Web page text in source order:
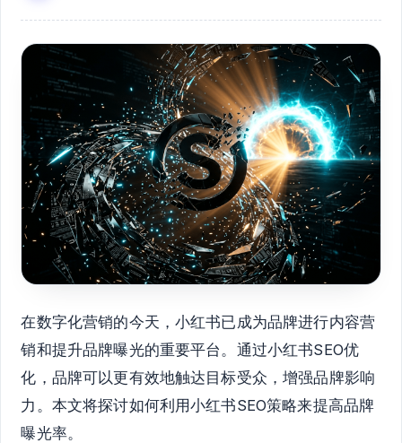
在数字化营销的今天，小红书已成为品牌进行内容营
销和提升品牌曝光的重要平台。通过小红书SEO优
化，品牌可以更有效地触达目标受众，增强品牌影响
力。本文将探讨如何利用小红书SEO策略来提高品牌
曝光率。